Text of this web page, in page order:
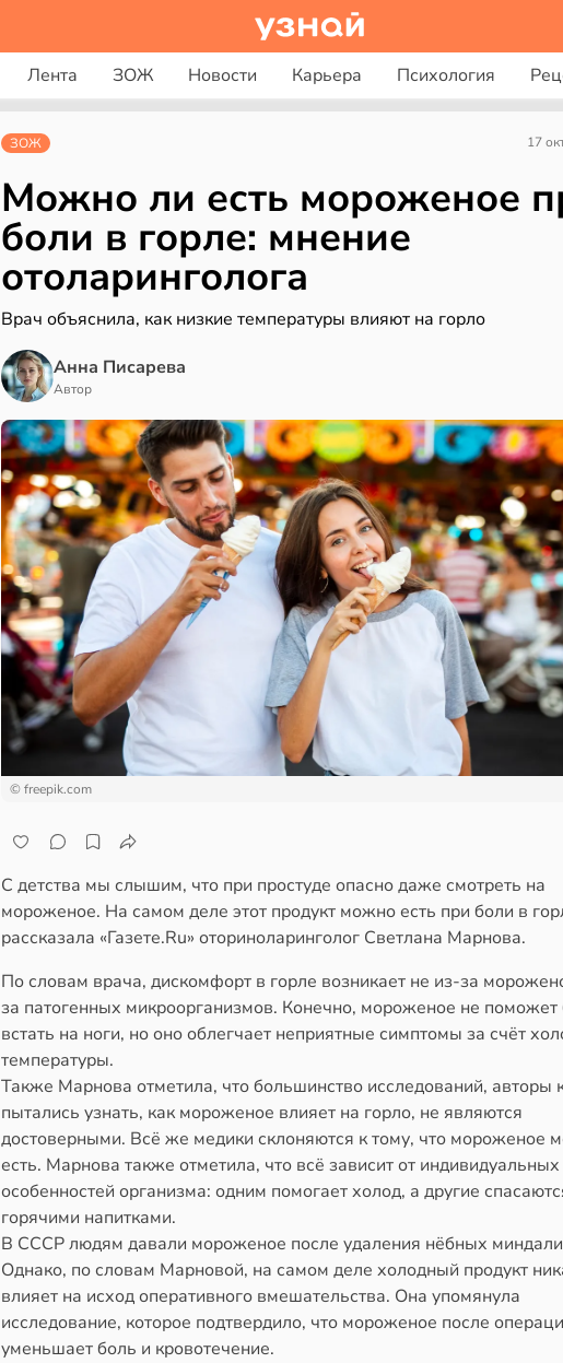
Лента ЗОЖ Новости Карьера Психология
ЗОЖ 17
Можно ли есть мороженое
боли в горле: мнение
отоларинголога
Врач объяснила, как низкие температуры влияют на горло
Анна Писарева
Автор
© freepik.com
С детства мы слышим, что при простуде опасно даже смотреть на
мороженое. На самом деле этот продукт можно есть при боли в
рассказала «Газете.Ru» оториноларинголог Светлана Марнова.
По словам врача, дискомфорт в горле возникает не из-за
за патогенных микроорганизмов. Конечно, мороженое не поможет
встать на ноги, но оно облегчает неприятные симптомы за счёт
температуры.
Также Марнова отметила, что большинство исследований, авторы
пытались узнать, как мороженое влияет на горло, не являются
достоверными. Всё же медики склоняются к тому, что мороженое
есть. Марнова также отметила, что всё зависит от индивидуальных
особенностей организма: одним помогает холод, а другие
горячими напитками.
В СССР людям давали мороженое после удаления нёбных
Однако, по словам Марновой, на самом деле холодный продукт
влияет на исход оперативного вмешательства. Она упомянула
исследование, которое подтвердило, что мороженое после
уменьшает боль и кровотечение.